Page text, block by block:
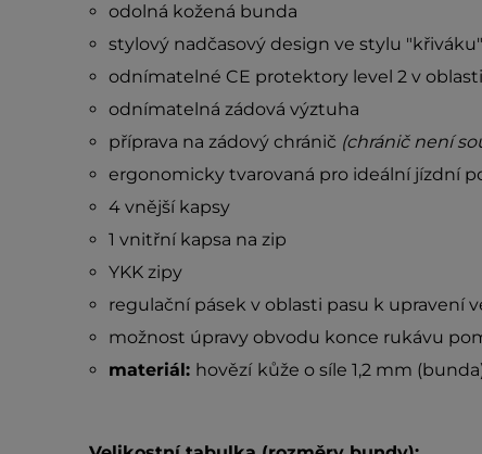
odolná kožená bunda
stylový nadčasový design ve stylu "křiváku"
odnímatelné CE protektory level 2 v
odnímatelná zádová výztuha
příprava na zádový chránič (chránič není
ergonomicky tvarovaná pro ideální jízdní
4 vnější kapsy
1 vnitřní kapsa na zip
YKK zipy
regulační pásek v oblasti pasu k upravení
možnost úpravy obvodu konce rukávu
materiál: hovězí kůže o síle 1,2 mm